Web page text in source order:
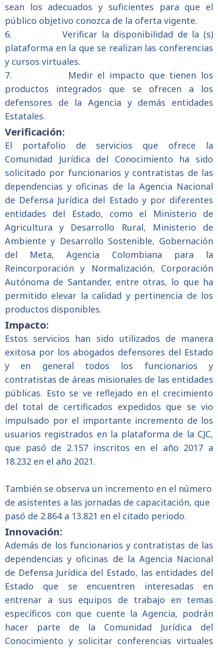
sean los adecuados y suficientes para que el
público objetivo conozca de la oferta vigente.
6.
Verificar la disponibilidad de la (s)
plataforma en la que se realizan las conferencias
y cursos virtuales.
7.
Medir el impacto que tienen los
productos integrados que se ofrecen a los
defensores de la Agencia y demás entidades
Estatales.
Verificación:
El portafolio de servicios que ofrece la
Comunidad Jurídica del Conocimiento ha sido
solicitado por funcionarios y contratistas de las
dependencias y oficinas de la Agencia Nacional
de Defensa Jurídica del Estado y por diferentes
entidades del Estado, como el Ministerio de
Agricultura y Desarrollo Rural, Ministerio de
Ambiente y Desarrollo Sostenible, Gobernación
del Meta, Agencia Colombiana para la
Reincorporación y Normalización, Corporación
Autónoma de Santander, entre otras, lo que ha
permitido elevar la calidad y pertinencia de los
productos disponibles.
Impacto:
Estos servicios han sido utilizados de manera
exitosa por los abogados defensores del Estado
y en general todos los funcionarios y
contratistas de áreas misionales de las entidades
públicas. Esto se ve reflejado en el crecimiento
del total de certificados expedidos que se vio
impulsado por el importante incremento de los
usuarios registrados en la plataforma de la CJC,
que pasó de 2.157 inscritos en el año 2017 a
18.232 en el año 2021.
También se observa un incremento en el número
de asistentes a las jornadas de capacitación, que
pasó de 2.864 a 13.821 en el citado periodo.
Innovación:
Además de los funcionarios y contratistas de las
dependencias y oficinas de la Agencia Nacional
de Defensa Jurídica del Estado, las entidades del
Estado que se encuentren interesadas en
entrenar a sus equipos de trabajo en temas
específicos con que cuente la Agencia, podrán
hacer parte de la Comunidad Jurídica del
Conocimiento y solicitar conferencias virtuales